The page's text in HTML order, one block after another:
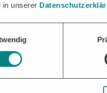
in unserer